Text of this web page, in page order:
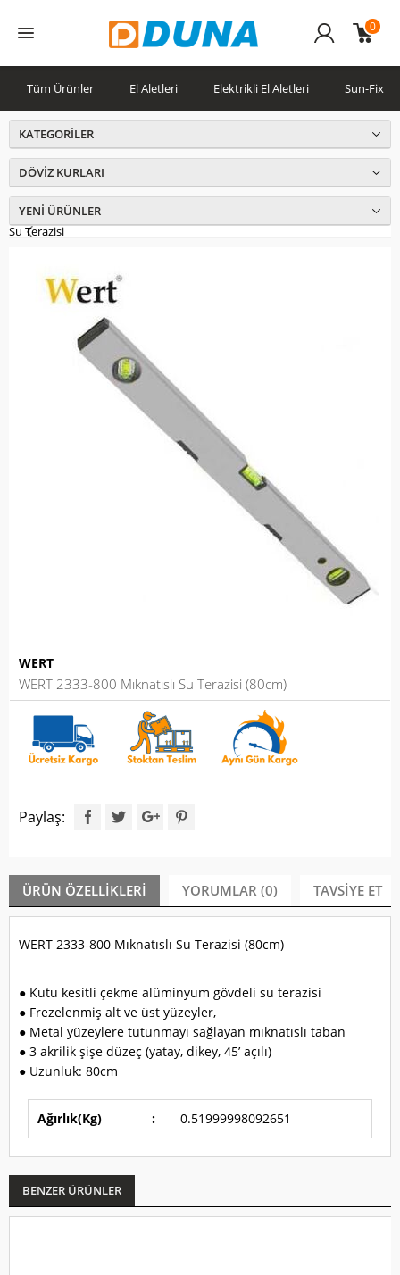
0
Tüm Ürünler El Aletleri Elektrikli El Aletleri Sun-Fix
KATEGORILER
DÖVIZ KURLARI
YENI ÜRÜNLER
Su Terazisi
WERT
WERT 2333-800 Mıknatıslı Su Terazisi (80cm)
Paylaş:
ÜRÜN ÖZELLIKLERI YORUMLAR (0) TAVSIYE ET
WERT 2333-800 Mıknatıslı Su Terazisi (80cm)
● Kutu kesitli çekme alüminyum gövdeli su terazisi
● Frezelenmiş alt ve üst yüzeyler,
● Metal yüzeylere tutunmayı sağlayan mıknatıslı taban
● 3 akrilik şişe düzeç (yatay, dikey, 45’ açılı)
● Uzunluk: 80cm
Ağırlık(Kg) : 0.51999998092651
BENZER ÜRÜNLER